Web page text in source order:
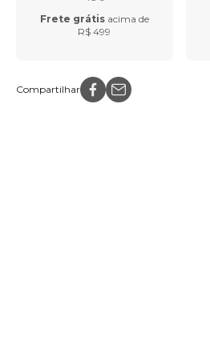
Frete grátis acima de
R$ 499
Compartilhar